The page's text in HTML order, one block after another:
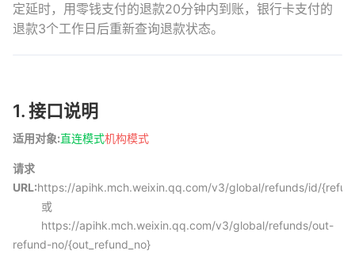
定延时，用零钱支付的退款20分钟内到账，银行卡支付的
退款3个工作日后重新查询退款状态。
1. 接口说明
适用对象:直连模式机构模式
请求
URL:https://apihk.mch.weixin.qq.com/v3/global/refunds/id/
或
https://apihk.mch.weixin.qq.com/v3/global/refunds/out-
refund-no/{out_refund_no}